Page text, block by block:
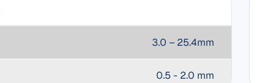
3.0 – 25.4mm
0.5 - 2.0 mm